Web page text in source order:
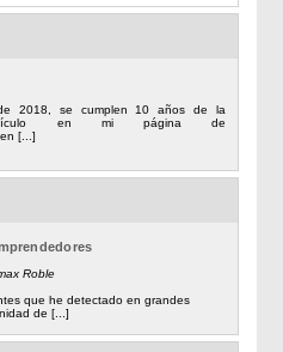
2018, se cumplen 10 años de la
en mi página de
[...]
Roble
que he detectado en grandes
de [...]